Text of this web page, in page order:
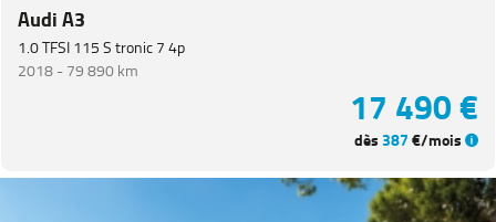
Audi A3
1.0 TFSI 115 S tronic 7 4p
2018 -79 890 km
17 490 €
dès387€/mois